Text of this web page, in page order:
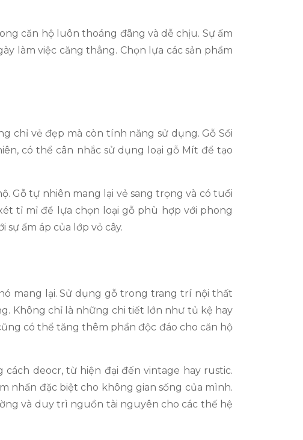
căn hộ luôn thoáng đãng và dễ chịu. Sự ấm
làm việc căng thẳng. Chọn lựa các sản phẩm
chỉ vẻ đẹp mà còn tính năng sử dụng. Gỗ Sồi
có thể cân nhắc sử dụng loại gỗ Mít để tạo
Gỗ tự nhiên mang lại vẻ sang trọng và có tuổi
tỉ mỉ để lựa chọn loại gỗ phù hợp với phong
ấm áp của lớp vỏ cây.
mang lại. Sử dụng gỗ trong trang trí nội thất
Không chỉ là những chi tiết lớn như tủ kệ hay
có thể tăng thêm phần độc đáo cho căn hộ
deocr, từ hiện đại đến vintage hay rustic.
nhấn đặc biệt cho không gian sống của mình.
và duy trì nguồn tài nguyên cho các thế hệ